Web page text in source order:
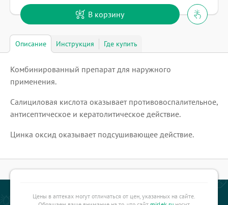
В корзину
Описание Инструкция Где купить
Комбинированный препарат для наружного
применения.
Салициловая кислота оказывает противовоспалительное,
антисептическое и кератолитическое действие.
Цинка оксид оказывает подсушивающее действие.
Цены в аптеках могут отличаться от цен, указанных на сайте.